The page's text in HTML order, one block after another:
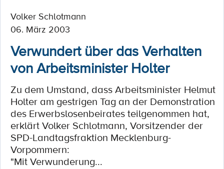
Volker Schlotmann
06. März 2003
Verwundert über das Verhalten
von Arbeitsminister Holter
Zu dem Umstand, dass Arbeitsminister Helmut
Holter am gestrigen Tag an der Demonstration
des Erwerbslosenbeirates teilgenommen hat,
erklärt Volker Schlotmann, Vorsitzender der
SPD-Landtagsfraktion Mecklenburg-
Vorpommern:
"Mit Verwunderung...